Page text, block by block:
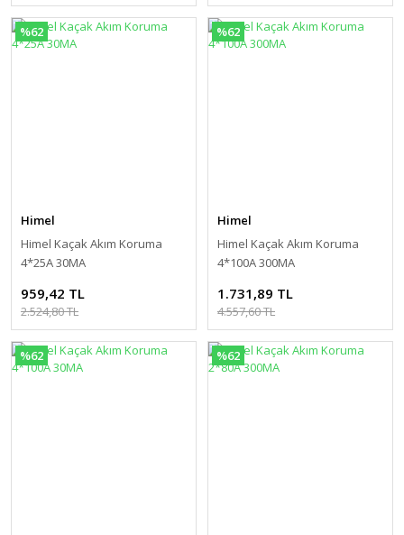
%62
Himel
Himel Kaçak Akım Koruma
4*25A 30MA
959,42 TL
2.524,80 TL
%62
Himel
Himel Kaçak Akım Koruma
4*100A 300MA
1.731,89 TL
4.557,60 TL
%62 %62